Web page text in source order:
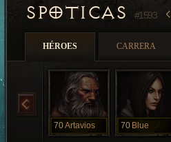
SPOTICAS #1593
HÉROES CARRERA
70Artavios 70 Blue